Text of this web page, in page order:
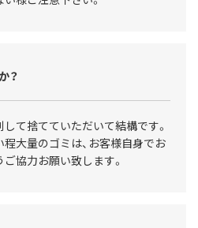
？
て捨てていただいて結構です。
大量のゴミは、お客様自身でお
協力お願い致します。